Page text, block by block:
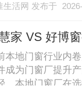
生活网 发布于
家 VS 好博
本地门窗行业内
成为门窗厂提升
。本地门窗厂在